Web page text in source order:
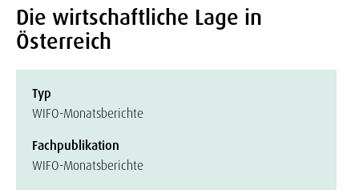
Die wirtschaftliche Lage in
Österreich
Typ
WIFO-Monatsberichte
Fachpublikation
WIFO-Monatsberichte